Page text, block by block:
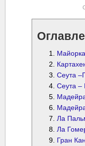
Сеута
Сеута
Ла
Ла
Гран